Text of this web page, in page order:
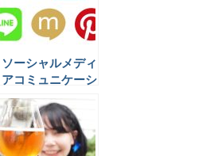
ソーシャルメディ
アコミュニケーシ
ョンの代行業務を
できる会社は日本
にほとんど無いら
しい。